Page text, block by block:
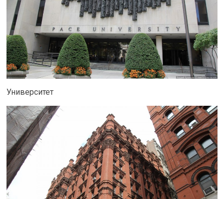
Университет